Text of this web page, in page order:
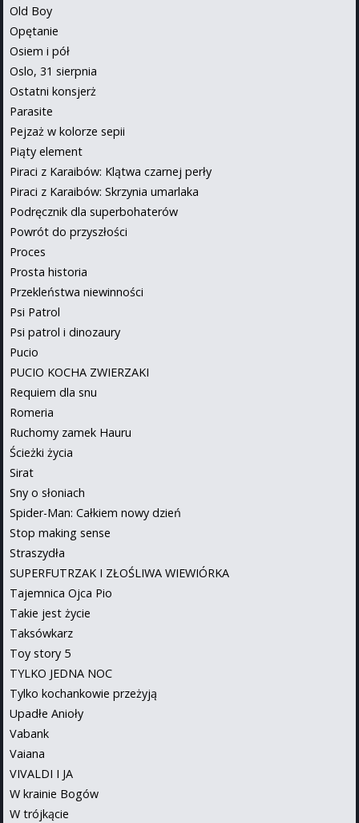
Old Boy
Opętanie
Osiem i pół
Oslo, 31 sierpnia
Ostatni konsjerż
Parasite
Pejzaż w kolorze sepii
Piąty element
Piraci z Karaibów: Klątwa czarnej perły
Piraci z Karaibów: Skrzynia umarlaka
Podręcznik dla superbohaterów
Powrót do przyszłości
Proces
Prosta historia
Przekleństwa niewinności
Psi Patrol
Psi patrol i dinozaury
Pucio
PUCIO KOCHA ZWIERZAKI
Requiem dla snu
Romeria
Ruchomy zamek Hauru
Ścieżki życia
Sirat
Sny o słoniach
Spider-Man: Całkiem nowy dzień
Stop making sense
Straszydła
SUPERFUTRZAK I ZŁOŚLIWA WIEWIÓRKA
Tajemnica Ojca Pio
Takie jest życie
Taksówkarz
Toy story 5
TYLKO JEDNA NOC
Tylko kochankowie przeżyją
Upadłe Anioły
Vabank
Vaiana
VIVALDI I JA
W krainie Bogów
W trójkącie